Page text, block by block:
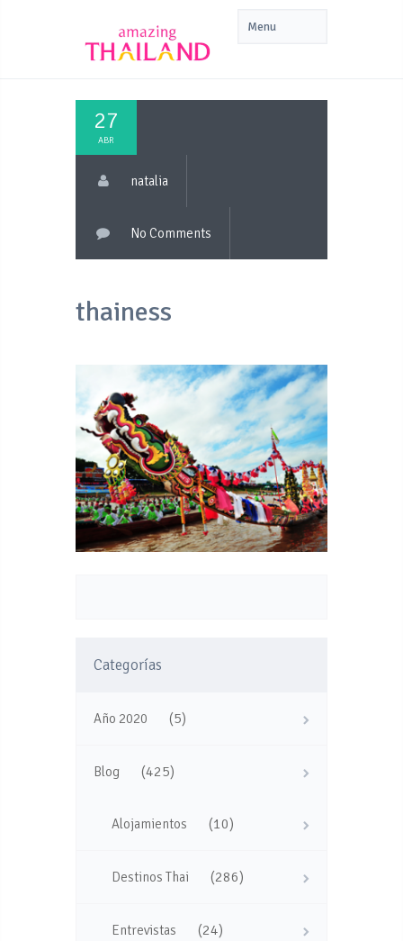
27
ABR
natalia
No Comments
thainess
Categorías
Año 2020 (5)
Blog (425)
Alojamientos (10)
Destinos Thai (286)
Entrevistas (24)